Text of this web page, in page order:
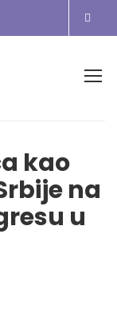
ESGO ENGAGe
kao
na
u